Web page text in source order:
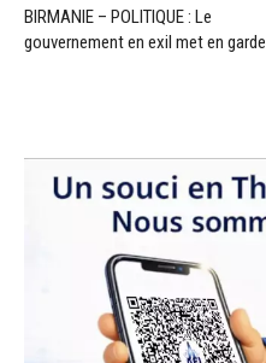
BIRMANIE – POLITIQUE : Le
gouvernement en exil met en garde